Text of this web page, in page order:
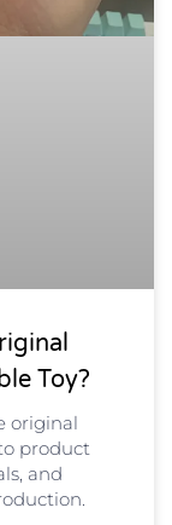
Toy?
original
product
and